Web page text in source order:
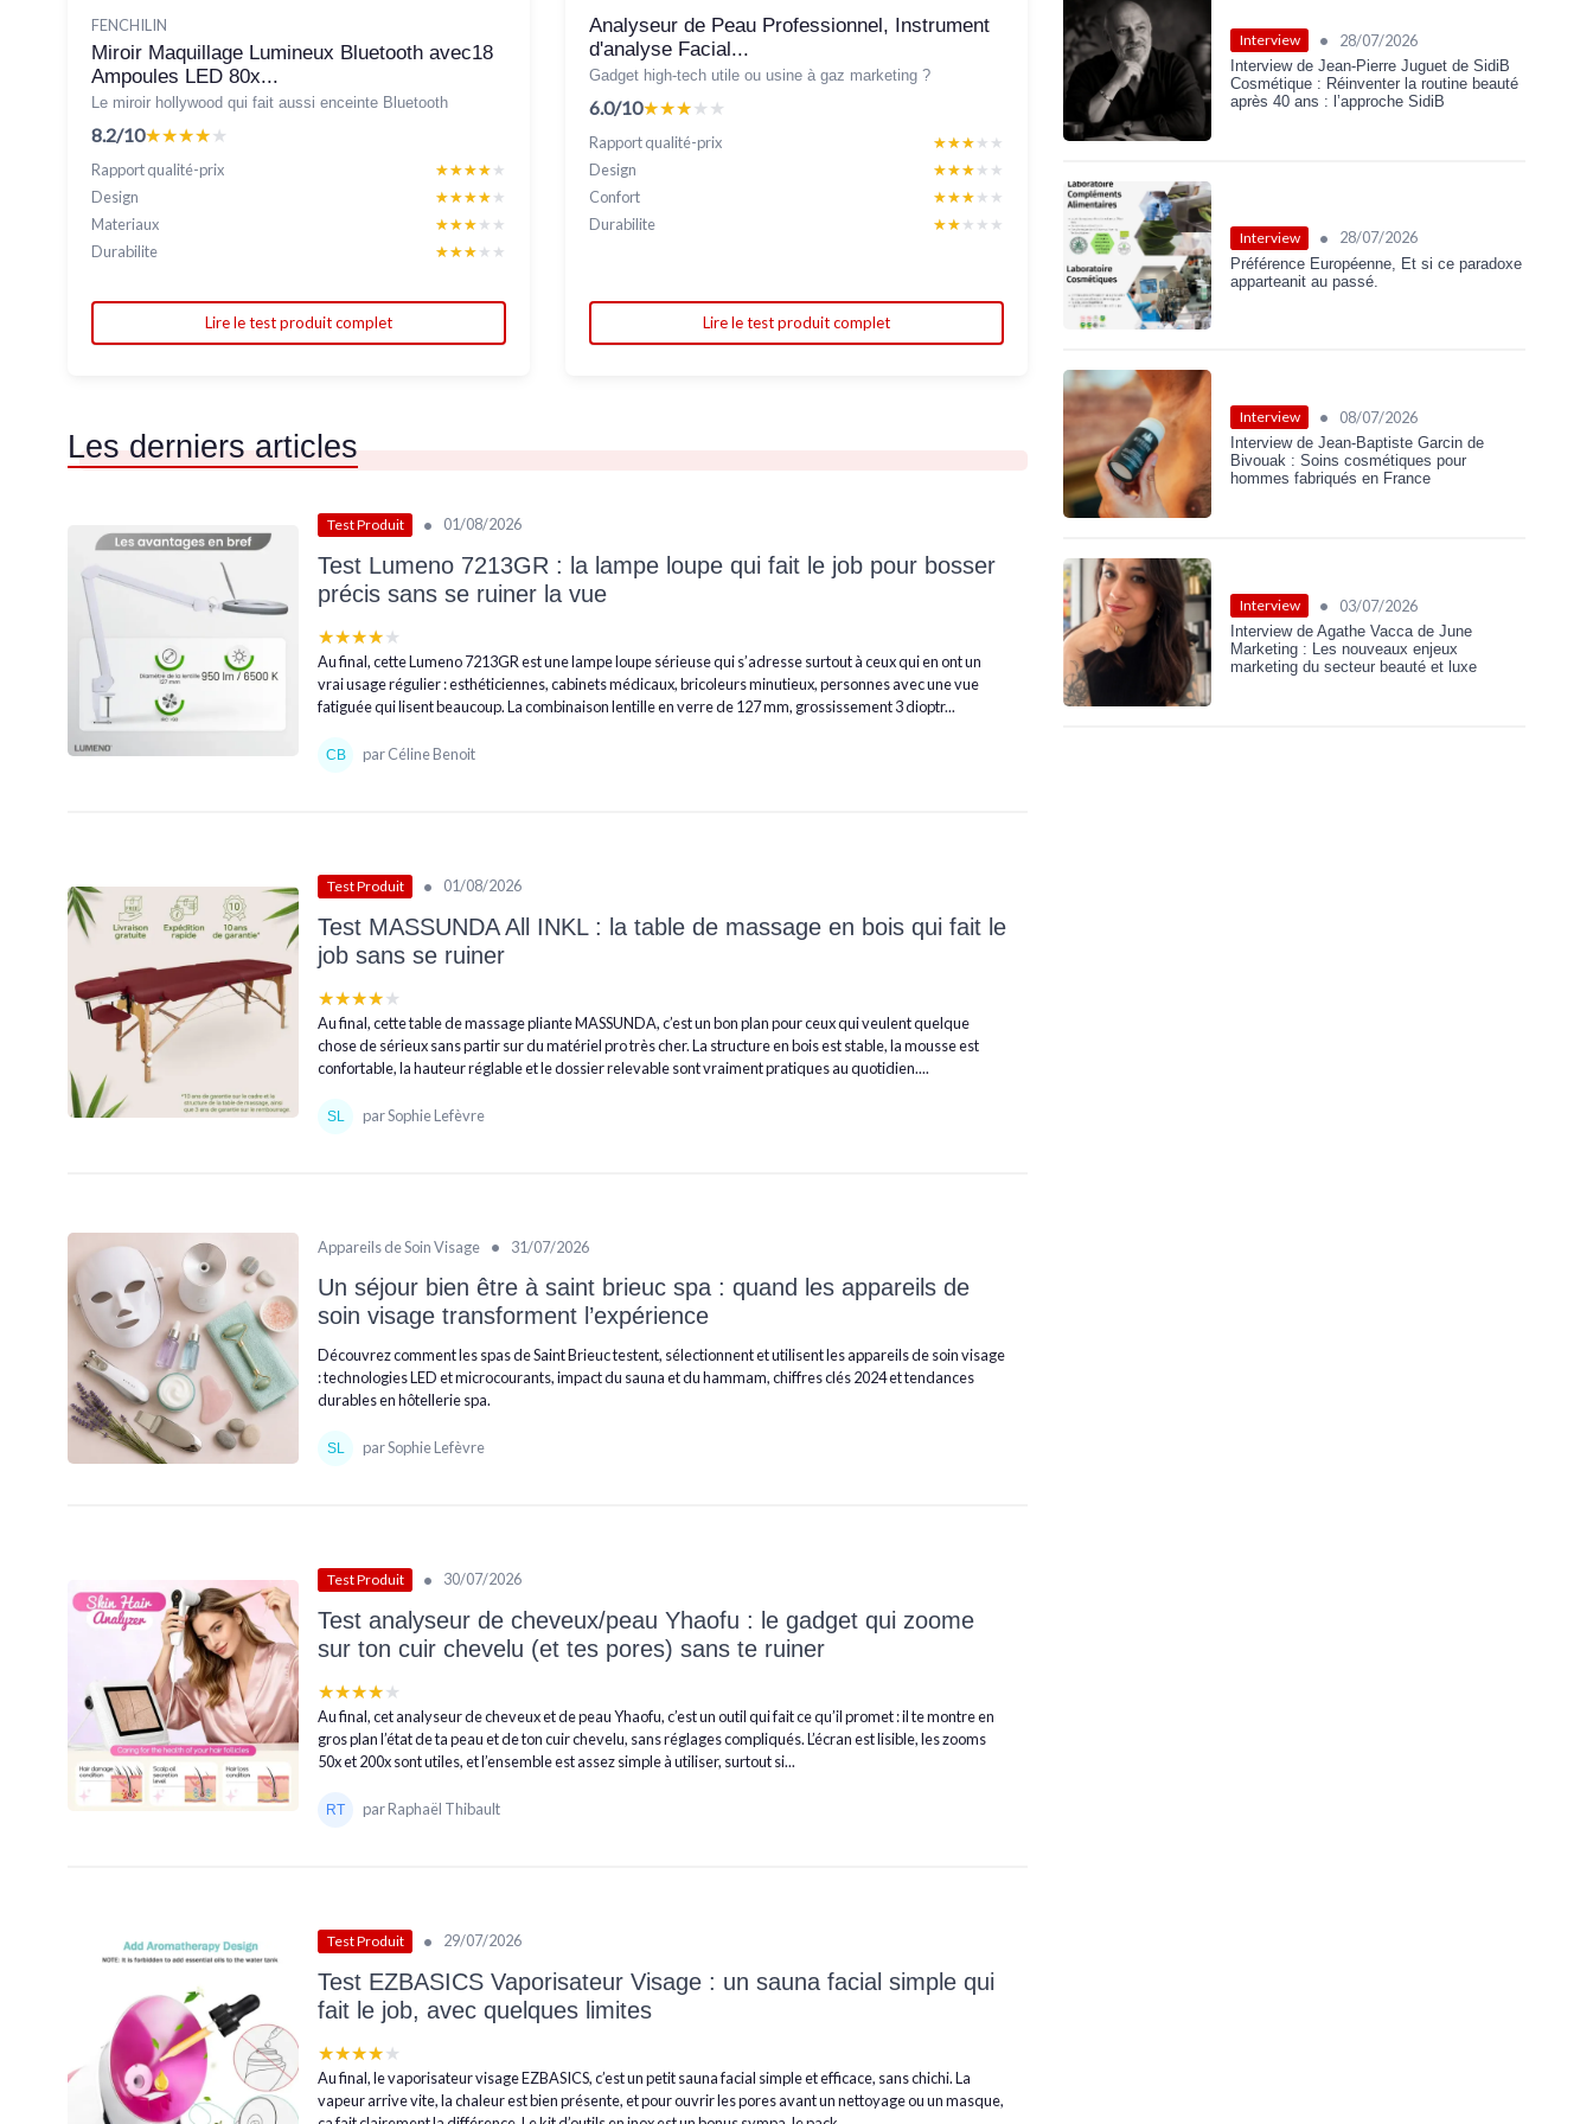
FENCHILIN
Miroir Maquillage Lumineux Bluetooth avec18
Ampoules LED 80x...
Le miroir hollywood qui fait aussi enceinte Bluetooth
8.2/10★★★★★
★★★★★
Rapport qualité-prix ★★★★★
★★★★★
Design
★★★★★
★★★★★
Materiaux
★★★★★
★★★★★
Durabilite
★★★★★
★★★★★
Lire le test produit complet
Analyseur de Peau Professionnel, Instrument
d'analyse Facial...
Gadget high-tech utile ou usine à gaz marketing ?
6.0/10★★★★★
★★★★★
Rapport qualité-prix ★★★★★
★★★★★
Design
★★★★★
★★★★★
Confort
★★★★★
★★★★★
Durabilite
★★★★★
★★★★★
Lire le test produit complet
Les derniers articles
Test Produit • 01/08/2026
Test Lumeno 7213GR : la lampe loupe qui fait le job pour bosser
précis sans se ruiner la vue
★★★★★
★★★★★
Au final, cette Lumeno 7213GR est une lampe loupe sérieuse qui s’adresse surtout à ceux qui en ont un
vrai usage régulier : esthéticiennes, cabinets médicaux, bricoleurs minutieux, personnes avec une vue
fatiguée qui lisent beaucoup. La combinaison lentille en verre de 127 mm, grossissement 3 dioptr...
par Céline Benoit
Test Produit • 01/08/2026
Test MASSUNDA All INKL : la table de massage en bois qui fait le
job sans se ruiner
★★★★★
★★★★★
Au final, cette table de massage pliante MASSUNDA, c’est un bon plan pour ceux qui veulent quelque
chose de sérieux sans partir sur du matériel pro très cher. La structure en bois est stable, la mousse est
confortable, la hauteur réglable et le dossier relevable sont vraiment pratiques au quotidien....
par Sophie Lefèvre
Appareils de Soin Visage • 31/07/2026
Un séjour bien être à saint brieuc spa : quand les appareils de
soin visage transforment l’expérience
Découvrez comment les spas de Saint Brieuc testent, sélectionnent et utilisent les appareils de soin visage
: technologies LED et microcourants, impact du sauna et du hammam, chiffres clés 2024 et tendances
durables en hôtellerie spa.
par Sophie Lefèvre
Test Produit • 30/07/2026
Test analyseur de cheveux/peau Yhaofu : le gadget qui zoome
sur ton cuir chevelu (et tes pores) sans te ruiner
★★★★★
★★★★★
Au final, cet analyseur de cheveux et de peau Yhaofu, c’est un outil qui fait ce qu’il promet : il te montre en
gros plan l’état de ta peau et de ton cuir chevelu, sans réglages compliqués. L’écran est lisible, les zooms
50x et 200x sont utiles, et l’ensemble est assez simple à utiliser, surtout si...
par Raphaël Thibault
Test Produit • 29/07/2026
Test EZBASICS Vaporisateur Visage : un sauna facial simple qui
fait le job, avec quelques limites
★★★★★
★★★★★
Au final, le vaporisateur visage EZBASICS, c’est un petit sauna facial simple et efficace, sans chichi. La
vapeur arrive vite, la chaleur est bien présente, et pour ouvrir les pores avant un nettoyage ou un masque,
Interview • 28/07/2026
Interview de Jean-Pierre Juguet de SidiB
Cosmétique : Réinventer la routine beauté
après 40 ans : l’approche SidiB
Interview • 28/07/2026
Préférence Européenne, Et si ce paradoxe
apparteanit au passé.
Interview • 08/07/2026
Interview de Jean-Baptiste Garcin de
Bivouak : Soins cosmétiques pour
hommes fabriqués en France
Interview • 03/07/2026
Interview de Agathe Vacca de June
Marketing : Les nouveaux enjeux
marketing du secteur beauté et luxe